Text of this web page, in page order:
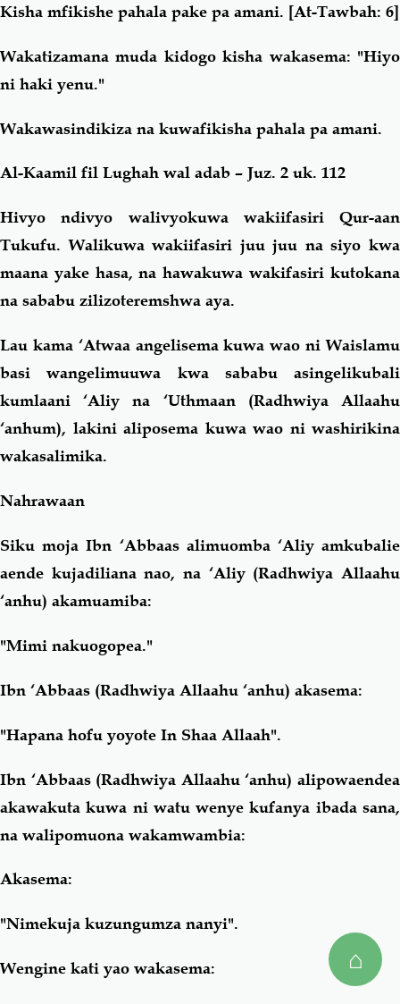
⌂
Kisha mfikishe pahala pake pa amani. [At-Tawbah: 6]
Wakatizamana muda kidogo kisha wakasema: "Hiyo
ni haki yenu."
Wakawasindikiza na kuwafikisha pahala pa amani.
Al-Kaamil fil Lughah wal adab – Juz. 2 uk. 112
Hivyo ndivyo walivyokuwa wakiifasiri Qur-aan
Tukufu. Walikuwa wakiifasiri juu juu na siyo kwa
maana yake hasa, na hawakuwa wakifasiri kutokana
na sababu zilizoteremshwa aya.
Lau kama ‘Atwaa angelisema kuwa wao ni Waislamu
basi wangelimuuwa kwa sababu asingelikubali
kumlaani ‘Aliy na ‘Uthmaan (Radhwiya Allaahu
‘anhum), lakini aliposema kuwa wao ni washirikina
wakasalimika.
Nahrawaan
Siku moja Ibn ‘Abbaas alimuomba ‘Aliy amkubalie
aende kujadiliana nao, na ‘Aliy (Radhwiya Allaahu
‘anhu) akamuamiba:
"Mimi nakuogopea."
Ibn ‘Abbaas (Radhwiya Allaahu ‘anhu) akasema:
"Hapana hofu yoyote In Shaa Allaah".
Ibn ‘Abbaas (Radhwiya Allaahu ‘anhu) alipowaendea
akawakuta kuwa ni watu wenye kufanya ibada sana,
na walipomuona wakamwambia:
Akasema:
"Nimekuja kuzungumza nanyi".
Wengine kati yao wakasema: